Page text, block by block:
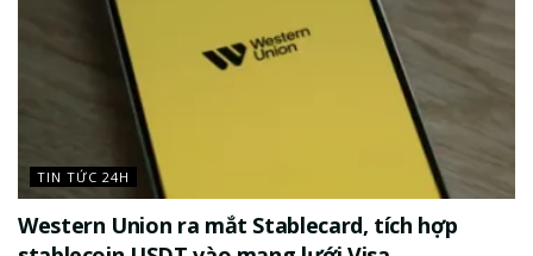
TIN TỨC 24H
Western Union ra mắt Stablecard, tích hợp